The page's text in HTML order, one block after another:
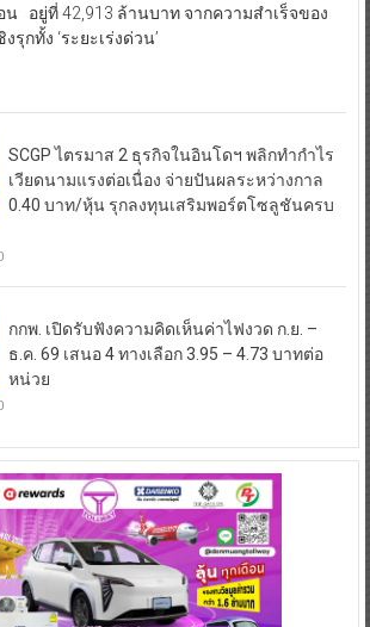
น อยู่ที่ 42,913 ล้านบาท จากความสำเร็จของ
รุกทั้ง ‘ระยะเร่งด่วน’
SCGP ไตรมาส 2 ธุรกิจในอินโดฯ พลิกทำกำไร
เวียดนามแรงต่อเนื่อง จ่ายปันผลระหว่างกาล
0.40 บาท/หุ้น รุกลงทุนเสริมพอร์ตโซลูชันครบ
กกพ. เปิดรับฟังความคิดเห็นค่าไฟงวด ก.ย. –
ธ.ค. 69 เสนอ 4 ทางเลือก 3.95 – 4.73 บาทต่อ
หน่วย